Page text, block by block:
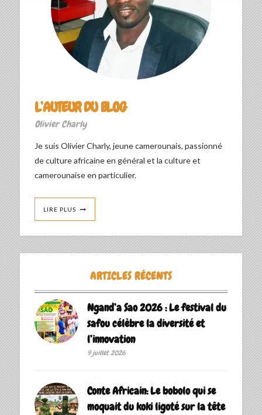
L’AUTEUR DU BLOG
Olivier Charly
Je suis Olivier Charly, jeune camerounais, passionné
de culture africaine en général et la culture et
camerounaise en particulier.
LIRE PLUS
ARTICLES RÉCENTS
Ngand’a Sao 2026 : Le festival du
safou célèbre la diversité et
l’innovation
9 juillet 2026
Conte Africain: Le bobolo qui se
moquait du koki ligoté sur la tête